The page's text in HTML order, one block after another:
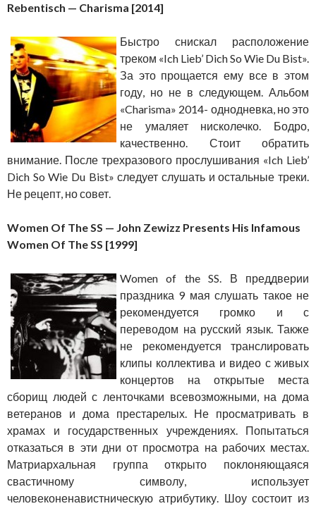
Rebentisch — Charisma [2014]
Быстро снискал расположение
треком «Ich Lieb’ Dich So Wie Du Bist».
За это прощается ему все в этом
году, но не в следующем. Альбом
«Charisma» 2014- однодневка, но это
не умаляет нисколечко. Бодро,
качественно. Стоит обратить
внимание. После трехразового прослушивания «Ich Lieb’
Dich So Wie Du Bist» следует слушать и остальные треки.
Не рецепт, но совет.
Women Of The SS — John Zewizz Presents His Infamous
Women Of The SS [1999]
Women of the SS. В преддверии
праздника 9 мая слушать такое не
рекомендуется громко и с
переводом на русский язык. Также
не рекомендуется транслировать
клипы коллектива и видео с живых
концертов на открытые места
сборищ людей с ленточками всевозможными, на дома
ветеранов и дома престарелых. Не просматривать в
храмах и государственных учреждениях. Попытаться
отказаться в эти дни от просмотра на рабочих местах.
Матриархальная группа открыто поклоняющаяся
свастичному символу, использует
человеконенавистническую атрибутику. Шоу состоит из